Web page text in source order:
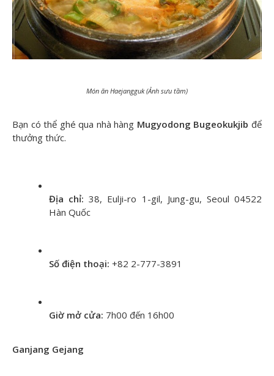
Món ăn Haejangguk (Ảnh sưu tầm)
Bạn có thể ghé qua nhà hàng Mugyodong Bugeokukjib để
thưởng thức.
Địa chỉ: 38, Eulji-ro 1-gil, Jung-gu, Seoul 04522
Hàn Quốc
Số điện thoại: +82 2-777-3891
Giờ mở cửa: 7h00 đến 16h00
Ganjang Gejang